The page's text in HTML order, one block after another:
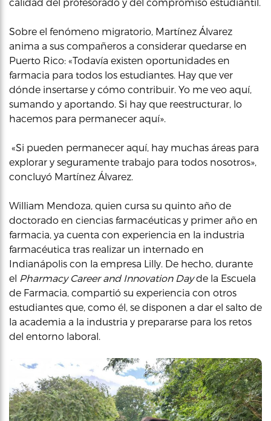
Sobre el fenómeno migratorio, Martínez Álvarez
anima a sus compañeros a considerar quedarse en
Puerto Rico: «Todavía existen oportunidades en
farmacia para todos los estudiantes. Hay que ver
dónde insertarse y cómo contribuir. Yo me veo aquí,
sumando y aportando. Si hay que reestructurar, lo
hacemos para permanecer aquí».
«Si pueden permanecer aquí, hay muchas áreas para
explorar y seguramente trabajo para todos nosotros»,
concluyó Martínez Álvarez.
William Mendoza, quien cursa su quinto año de
doctorado en ciencias farmacéuticas y primer año en
farmacia, ya cuenta con experiencia en la industria
farmacéutica tras realizar un internado en
Indianápolis con la empresa Lilly. De hecho, durante
el Pharmacy Career and Innovation Dayde la Escuela
de Farmacia, compartió su experiencia con otros
estudiantes que, como él, se disponen a dar el salto de
la academia a la industria y prepararse para los retos
del entorno laboral.